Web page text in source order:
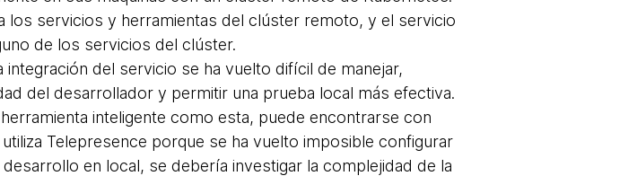
los servicios y herramientas del clúster remoto, y el servicio
de los servicios del clúster.
del servicio se ha vuelto difícil de manejar,
del desarrollador y permitir una prueba local más efectiva.
inteligente como esta, puede encontrarse con
Telepresence porque se ha vuelto imposible configurar
en local, se debería investigar la complejidad de la